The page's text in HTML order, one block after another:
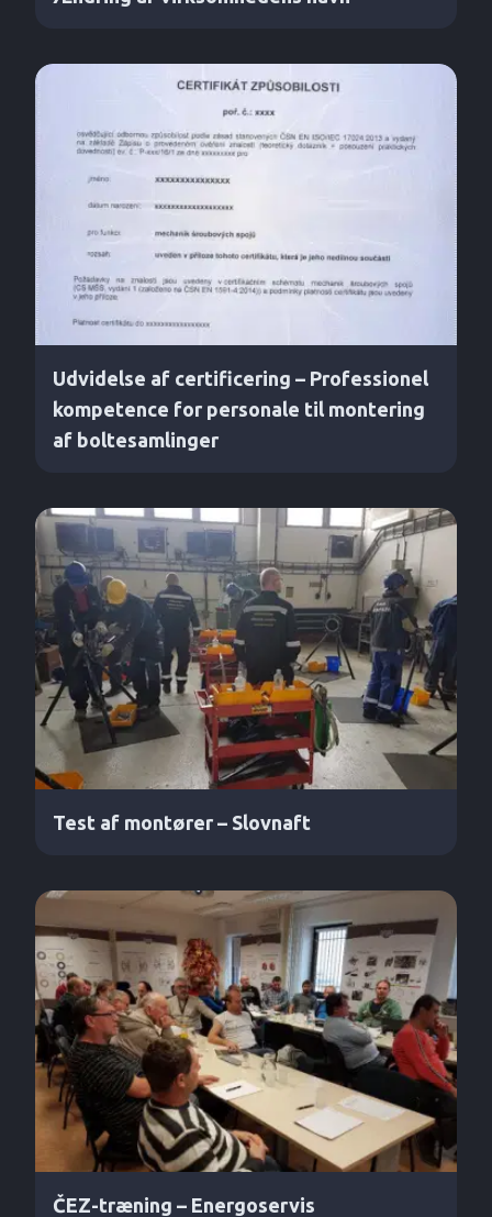
Udvidelse af certificering – Professionel
kompetence for personale til montering
af boltesamlinger
Test af montører – Slovnaft
ČEZ-træning – Energoservis